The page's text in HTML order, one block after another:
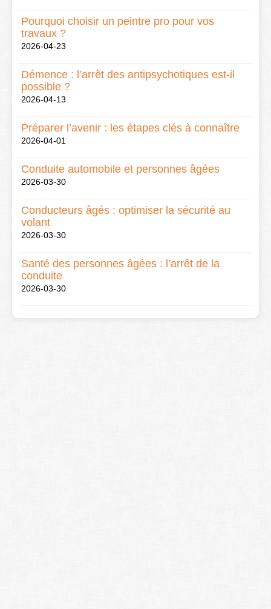
Pourquoi choisir un peintre pro pour vos
travaux ?
2026-04-23
Démence : l’arrêt des antipsychotiques est-il
possible ?
2026-04-13
Préparer l’avenir : les étapes clés à connaître
2026-04-01
Conduite automobile et personnes âgées
2026-03-30
Conducteurs âgés : optimiser la sécurité au
volant
2026-03-30
Santé des personnes âgées : l’arrêt de la
conduite
2026-03-30